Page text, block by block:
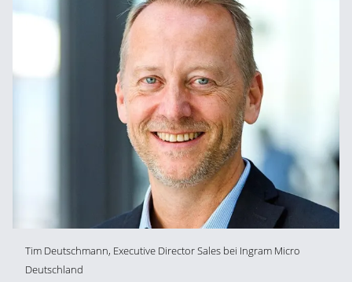
Tim Deutschmann, Executive Director Sales bei Ingram Micro
Deutschland